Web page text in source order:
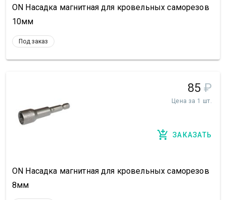
ON Насадка магнитная для кровельных саморезов
10мм
Под заказ
85 ₽
Цена за 1 шт.
ЗАКАЗАТЬ
ON Насадка магнитная для кровельных саморезов
8мм